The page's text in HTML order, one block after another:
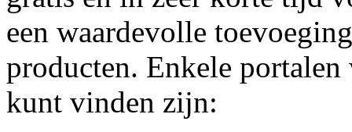
een waardevolle
producten. Enkele
kunt vinden zijn: